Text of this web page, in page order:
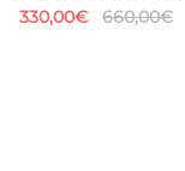
330,00€ 660,00€